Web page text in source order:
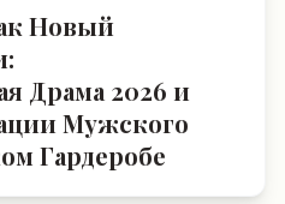
Новый
Драма 2026 и
Мужского
Гардеробе